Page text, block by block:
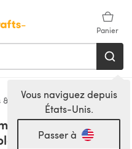
Panier
Vous naviguez depuis
États-Unis.
Passer à
& Moufles
in Caron Simply
PDF